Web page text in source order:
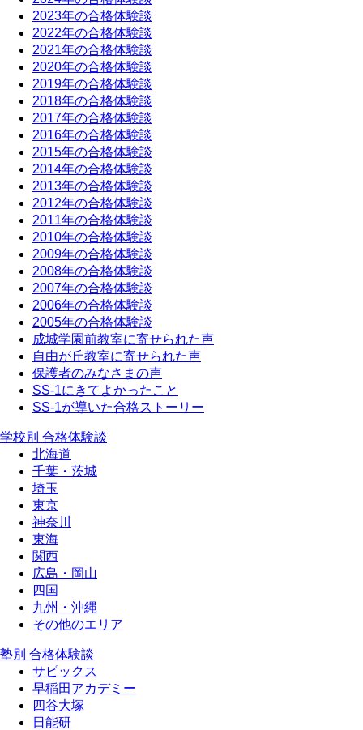
2023年の合格体験談
2022年の合格体験談
2021年の合格体験談
2020年の合格体験談
2019年の合格体験談
2018年の合格体験談
2017年の合格体験談
2016年の合格体験談
2015年の合格体験談
2014年の合格体験談
2013年の合格体験談
2012年の合格体験談
2011年の合格体験談
2010年の合格体験談
2009年の合格体験談
2008年の合格体験談
2007年の合格体験談
2006年の合格体験談
2005年の合格体験談
成城学園前教室に寄せられた声
自由が丘教室に寄せられた声
保護者のみなさまの声
SS-1にきてよかったこと
SS-1が導いた合格ストーリー
学校別 合格体験談
北海道
千葉・茨城
埼玉
東京
神奈川
東海
関西
広島・岡山
四国
九州・沖縄
その他のエリア
塾別 合格体験談
サピックス
早稲田アカデミー
四谷大塚
日能研